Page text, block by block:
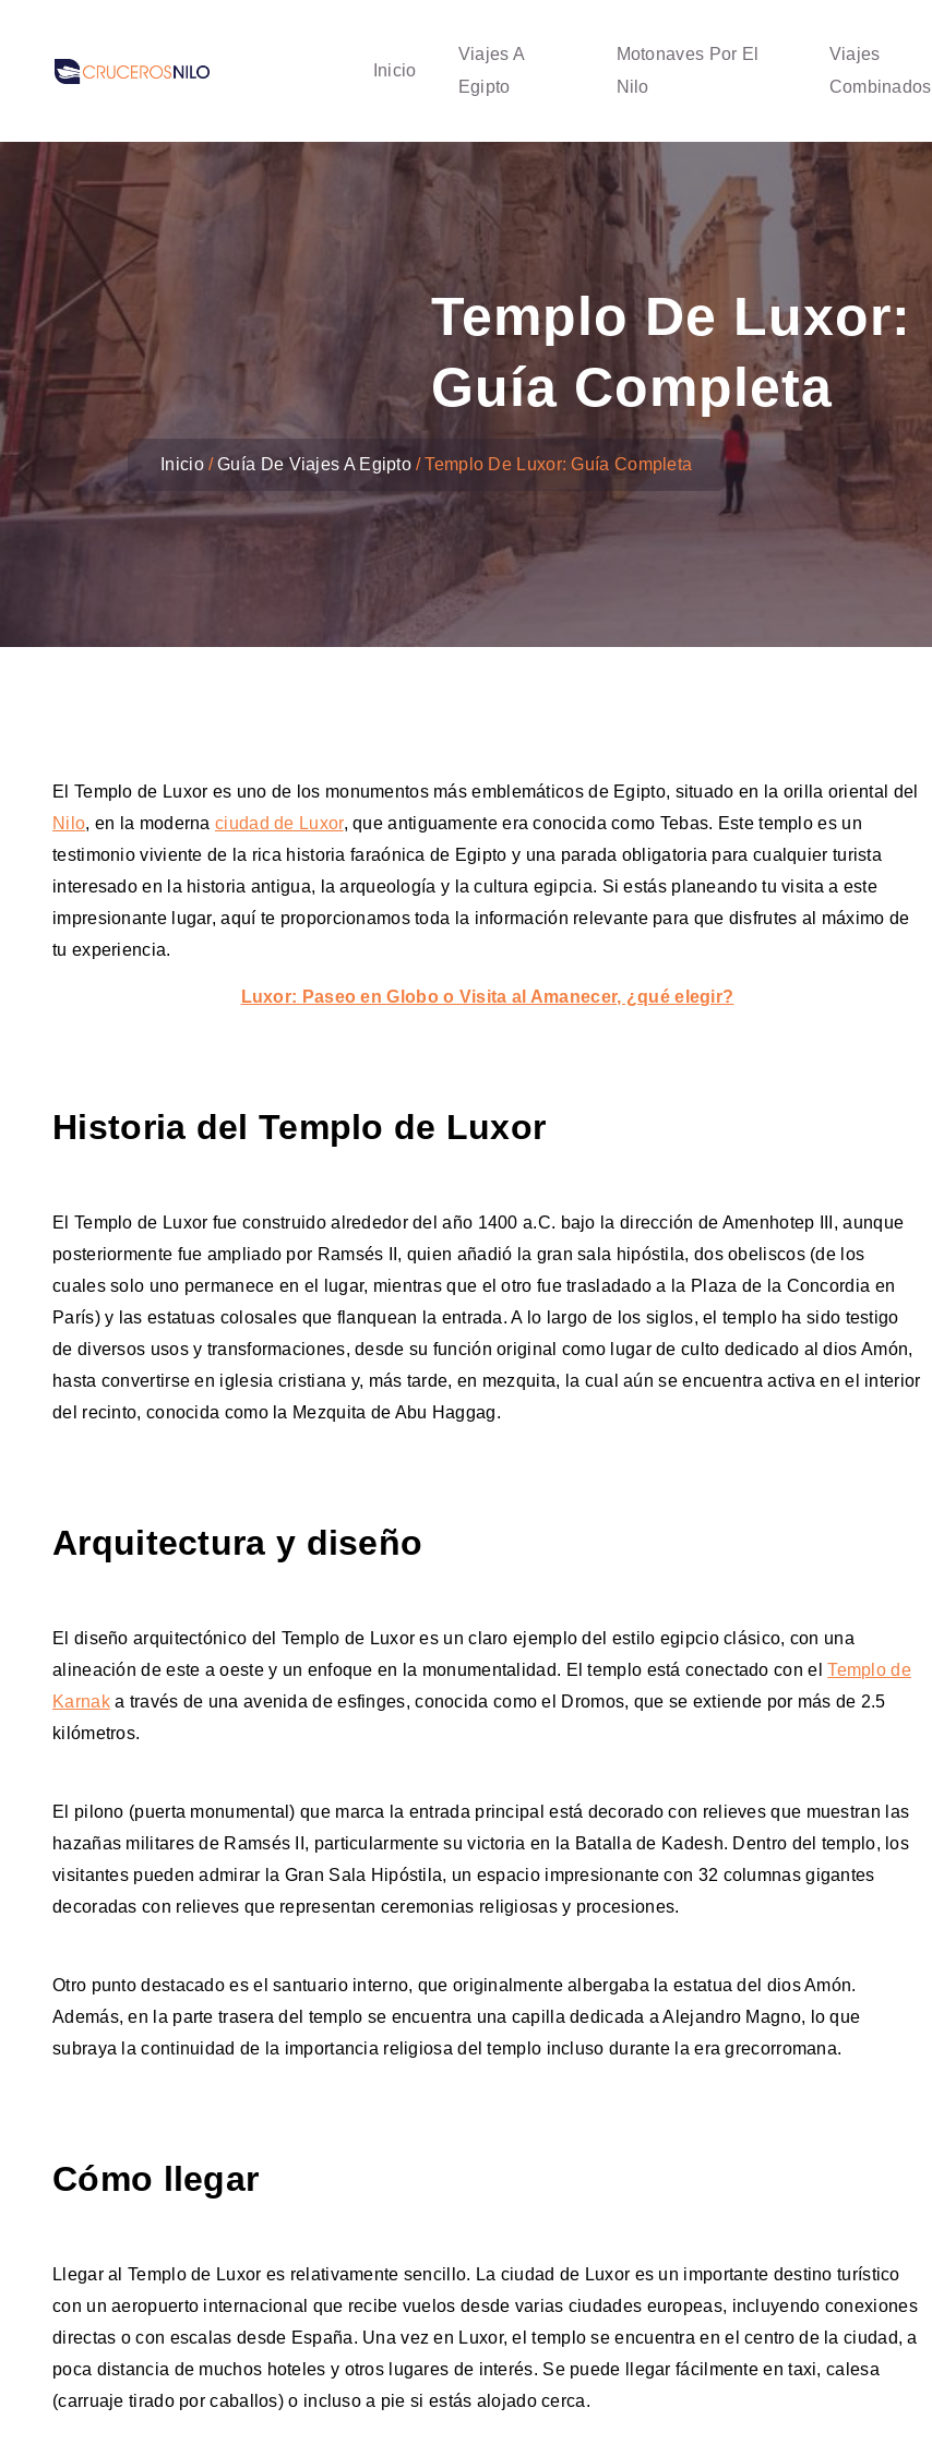
Inicio
Viajes A
Egipto
Motonaves Por El
Nilo
Viajes
Combinados
Templo De Luxor:
Guía Completa
Inicio Guía De Viajes A Egipto Templo De Luxor: Guía Completa
El Templo de Luxor es uno de los monumentos más emblemáticos de Egipto, situado en la orilla oriental del
Nilo, en la modernaciudad de Luxor, que antiguamente era conocida como Tebas. Este templo es un
testimonio viviente de la rica historia faraónica de Egipto y una parada obligatoria para cualquier turista
interesado en la historia antigua, la arqueología y la cultura egipcia. Si estás planeando tu visita a este
impresionante lugar, aquí te proporcionamos toda la información relevante para que disfrutes al máximo de
tu experiencia.
Luxor: Paseo en Globo o Visita al Amanecer, ¿qué elegir?
Historia del Templo de Luxor
El Templo de Luxor fue construido alrededor del año 1400 a.C. bajo la dirección de Amenhotep III, aunque
posteriormente fue ampliado por Ramsés II, quien añadió la gran sala hipóstila, dos obeliscos (de los
cuales solo uno permanece en el lugar, mientras que el otro fue trasladado a la Plaza de la Concordia en
París) y las estatuas colosales que flanquean la entrada. A lo largo de los siglos, el templo ha sido testigo
de diversos usos y transformaciones, desde su función original como lugar de culto dedicado al dios Amón,
hasta convertirse en iglesia cristiana y, más tarde, en mezquita, la cual aún se encuentra activa en el interior
del recinto, conocida como la Mezquita de Abu Haggag.
Arquitectura y diseño
El diseño arquitectónico del Templo de Luxor es un claro ejemplo del estilo egipcio clásico, con una
alineación de este a oeste y un enfoque en la monumentalidad. El templo está conectado con elTemplo de
Karnaka través de una avenida de esfinges, conocida como el Dromos, que se extiende por más de 2.5
kilómetros.
El pilono (puerta monumental) que marca la entrada principal está decorado con relieves que muestran las
hazañas militares de Ramsés II, particularmente su victoria en la Batalla de Kadesh. Dentro del templo, los
visitantes pueden admirar la Gran Sala Hipóstila, un espacio impresionante con 32 columnas gigantes
decoradas con relieves que representan ceremonias religiosas y procesiones.
Otro punto destacado es el santuario interno, que originalmente albergaba la estatua del dios Amón.
Además, en la parte trasera del templo se encuentra una capilla dedicada a Alejandro Magno, lo que
subraya la continuidad de la importancia religiosa del templo incluso durante la era grecorromana.
Cómo llegar
Llegar al Templo de Luxor es relativamente sencillo. La ciudad de Luxor es un importante destino turístico
con un aeropuerto internacional que recibe vuelos desde varias ciudades europeas, incluyendo conexiones
directas o con escalas desde España. Una vez en Luxor, el templo se encuentra en el centro de la ciudad, a
poca distancia de muchos hoteles y otros lugares de interés. Se puede llegar fácilmente en taxi, calesa
(carruaje tirado por caballos) o incluso a pie si estás alojado cerca.